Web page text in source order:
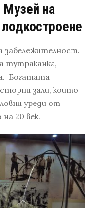
Музей на
e
забележителност.
тутраканка,
Богатата
зали, които
уреди от
20 век.